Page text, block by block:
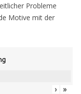
Probleme
Motive mit der
› »